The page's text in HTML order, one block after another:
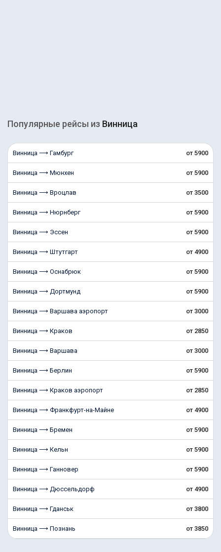
Популярные рейсы из Винница
Винница ⟶ Гамбург от 5900
Винница ⟶ Мюнхен от 5900
Винница ⟶ Вроцлав от 3500
Винница ⟶ Нюрнберг от 5900
Винница ⟶ Эссен от 5900
Винница ⟶ Штутгарт от 4900
Винница ⟶ Оснабрюк от 5900
Винница ⟶ Дортмунд от 5900
Винница ⟶ Варшава аэропорт от 3000
Винница ⟶ Краков от 2850
Винница ⟶ Варшава от 3000
Винница ⟶ Берлин от 5900
Винница ⟶ Краков аэропорт от 2850
Винница ⟶ Франкфурт-на-Майне от 4900
Винница ⟶ Бремен от 5900
Винница ⟶ Кельн от 5900
Винница ⟶ Ганновер от 5900
Винница ⟶ Дюссельдорф от 4900
Винница ⟶ Гданськ от 3800
Винница ⟶ Познань от 3850